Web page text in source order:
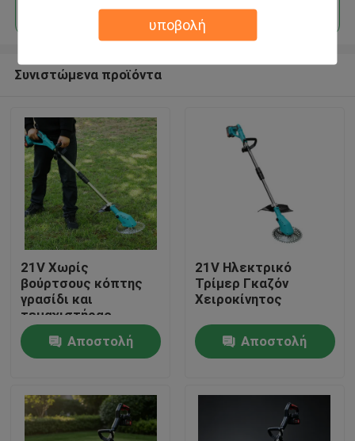
υποβολή
Σπίτι
Βίντεο
Συνιστώμενα προϊόντα
21V Χωρίς
βούρτσους κόπτης
γρασίδι και
τεμαχιστήρας
Battery Τεμαχιστές
γρασίδι και
τεμαχιστήρες με
γρασίδι
τεμαχιστήρας 3-in-1
σύστημα λεπίδας
Αποστολή
21V Ηλεκτρικό
Τρίμερ Γκαζόν
Χειροκίνητος
Αποστολή